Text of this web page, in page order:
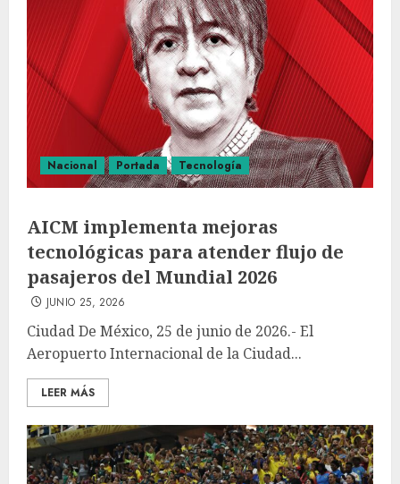
Nacional Portada Tecnología
AICM implementa mejoras
tecnológicas para atender flujo de
pasajeros del Mundial 2026
JUNIO 25, 2026
Ciudad De México, 25 de junio de 2026.- El
Aeropuerto Internacional de la Ciudad...
LEER MÁS